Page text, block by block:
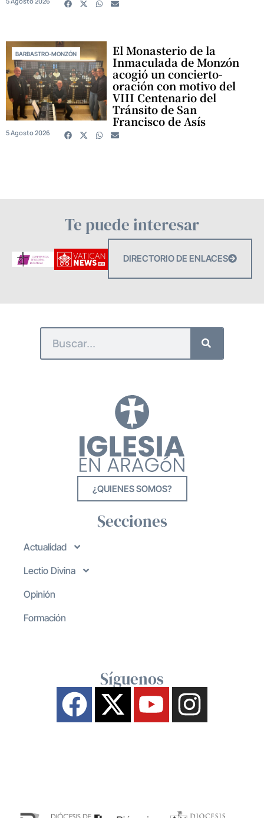
BARBASTRO-MONZÓN El Monasterio de la
Inmaculada de Monzón
acogió un concierto-
oración con motivo del
VIII Centenario del
Tránsito de San
Francisco de Asís
5 Agosto 2026
Te puede interesar
DIRECTORIO DE ENLACES
¿QUIENES SOMOS?
Secciones
Actualidad
Lectio Divina
Opinión
Formación
Síguenos